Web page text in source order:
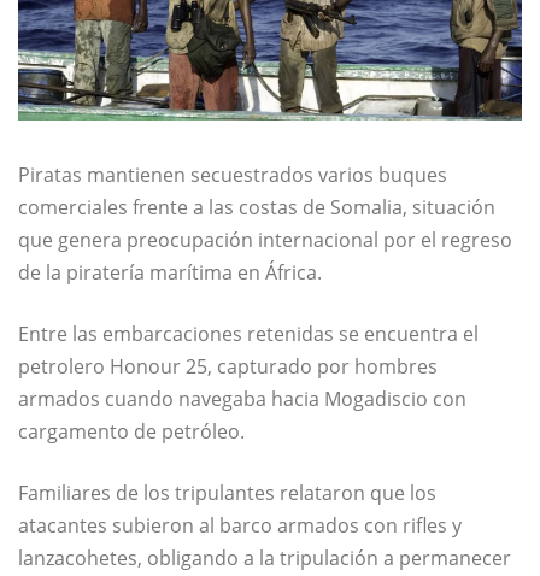
Piratas mantienen secuestrados varios buques
comerciales frente a las costas de Somalia, situación
que genera preocupación internacional por el regreso
de la piratería marítima en África.
Entre las embarcaciones retenidas se encuentra el
petrolero Honour 25, capturado por hombres
armados cuando navegaba hacia Mogadiscio con
cargamento de petróleo.
Familiares de los tripulantes relataron que los
atacantes subieron al barco armados con rifles y
lanzacohetes, obligando a la tripulación a permanecer